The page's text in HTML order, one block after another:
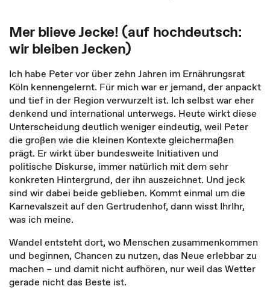
Mer blieve Jecke! (auf hochdeutsch:
wir bleiben Jecken)
Ich habe Peter vor über zehn Jahren im Ernährungsrat
Köln kennengelernt. Für mich war er jemand, der anpackt
und tief in der Region verwurzelt ist. Ich selbst war eher
denkend und international unterwegs. Heute wirkt diese
Unterscheidung deutlich weniger eindeutig, weil Peter
die großen wie die kleinen Kontexte gleichermaßen
prägt. Er wirkt über bundesweite Initiativen und
politische Diskurse, immer natürlich mit dem sehr
konkreten Hintergrund, der ihn auszeichnet. Und jeck
sind wir dabei beide geblieben. Kommt einmal um die
Karnevalszeit auf den Gertrudenhof, dann wisst IhrIhr,
was ich meine.
Wandel entsteht dort, wo Menschen zusammenkommen
und beginnen, Chancen zu nutzen, das Neue erlebbar zu
machen – und damit nicht aufhören, nur weil das Wetter
gerade nicht das Beste ist.